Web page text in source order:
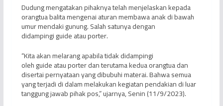
Dudung mengatakan pihaknya telah menjelaskan kepada
orangtua balita mengenai aturan membawa anak di bawah
umur mendaki gunung. Salah satunya dengan
didampingi guide atau porter.
“Kita akan melarang apabila tidak didampingi
oleh guide atau porter dan terutama kedua orangtua dan
disertai pernyataan yang dibubuhi materai. Bahwa semua
yang terjadi di dalam melakukan kegiatan pendakian di luar
tanggung jawab pihak pos,” ujarnya, Senin (11/9/2023).